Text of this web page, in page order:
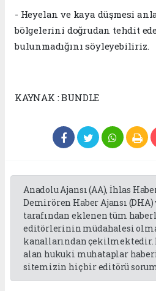
- Heyelan ve kaya düşmesi
bölgelerini doğrudan tehdit
bulunmadığını söyleyebiliriz.
KAYNAK : BUNDLE
Anadolu Ajansı (AA), İhlas
Demirören Haber Ajansı
tarafından eklenen tüm
editörlerinin müdahalesi
kanallarından çekilmektedir.
alan hukuki muhataplar
sitemizin hiç bir editörü